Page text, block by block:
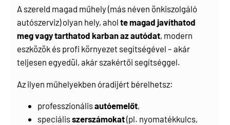
A szereld magad műhely (más néven önkiszolgáló
autószerviz) olyan hely, aholte magad javíthatod
meg vagy tarthatod karban az autódat, modern
eszközök és profi környezet segítségével – akár
teljesen egyedül, akár szakértői segítséggel.
Az ilyen műhelyekben óradíjért bérelhetsz:
professzionálisautóemelőt,
speciálisszerszámokat(pl. nyomatékkulcs,